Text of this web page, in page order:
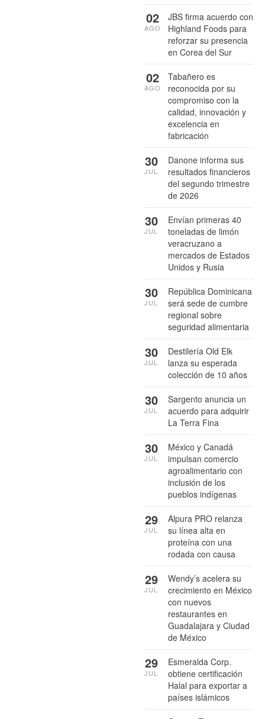
JBS firma acuerdo con
Highland Foods para
reforzar su presencia
en Corea del Sur
02
AGO
Tabañero es
reconocida por su
compromiso con la
calidad, innovación y
excelencia en
fabricación
02
AGO
Danone informa sus
resultados financieros
del segundo trimestre
de 2026
30
JUL
Envían primeras 40
toneladas de limón
veracruzano a
mercados de Estados
Unidos y Rusia
30
JUL
República Dominicana
será sede de cumbre
regional sobre
seguridad alimentaria
30
JUL
Destilería Old Elk
lanza su esperada
colección de 10 años
30
JUL
Sargento anuncia un
acuerdo para adquirir
La Terra Fina
30
JUL
México y Canadá
impulsan comercio
agroalimentario con
inclusión de los
pueblos indígenas
30
JUL
Alpura PRO relanza
su línea alta en
proteína con una
rodada con causa
29
JUL
Wendy’s acelera su
crecimiento en México
con nuevos
restaurantes en
Guadalajara y Ciudad
de México
29
JUL
Esmeralda Corp.
obtiene certificación
Halal para exportar a
países islámicos
29
JUL